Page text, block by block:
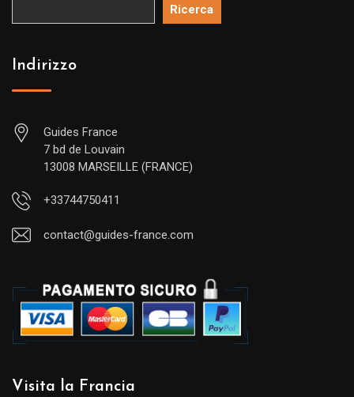
Ricerca
Indirizzo
Guides France
7 bd de Louvain
13008 MARSEILLE (FRANCE)
+33744750411
contact@guides-france.com
Visita la Francia